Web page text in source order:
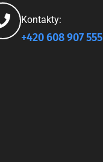
Kontakty:
+420 608 907 555